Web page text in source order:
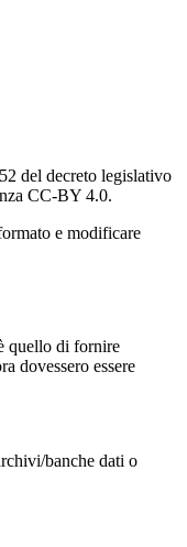
del decreto legislativo
CC-BY 4.0.
e modificare
quello di fornire
dovessero essere
banche dati o